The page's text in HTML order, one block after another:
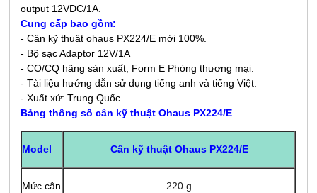
output 12VDC/1A.
Cung cấp bao gồm:
- Cân kỹ thuật ohaus PX224/E mới 100%.
- Bộ sạc Adaptor 12V/1A
- CO/CQ hãng sản xuất, Form E Phòng thương mại.
- Tài liệu hướng dẫn sử dụng tiếng anh và tiếng Việt.
- Xuất xứ: Trung Quốc.
Bảng thông số cân kỹ thuật Ohaus PX224/E
Model Cân kỹ thuật Ohaus PX224/E
Mức cân 220 g